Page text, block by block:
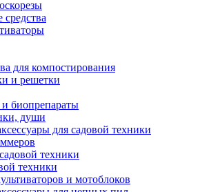
для компостирования
и решетки
биопрепараты
души
для садовой техники
техники
техники
и мотоблоков